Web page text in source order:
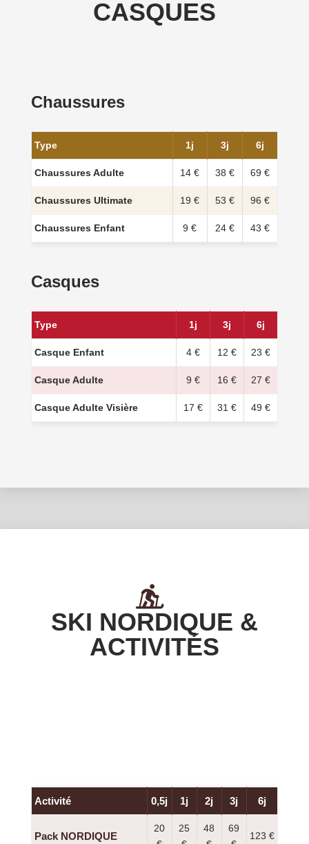
CASQUES
Chaussures
Type 1j 3j 6j
Chaussures Adulte 14 € 38 € 69 €
Chaussures Ultimate 19 € 53 € 96 €
Chaussures Enfant 9 € 24 € 43 €
Casques
Type 1j 3j 6j
Casque Enfant 4 € 12 € 23 €
Casque Adulte 9 € 16 € 27 €
Casque Adulte Visière 17 € 31 € 49 €
SKI NORDIQUE &
ACTIVITÉS
Activité 0,5j 1j 2j 3j 6j
Pack NORDIQUE
20
25
48
69
123 €